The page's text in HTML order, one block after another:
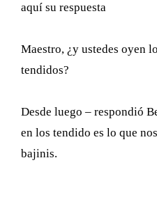
aquí su respuesta
Maestro, ¿y ustedes oyen
tendidos?
Desde luego – respondió
en los tendido es lo que
bajinis.